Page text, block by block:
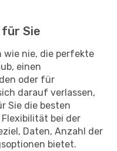
Sie
wie nie, die perfekte
einen
oder für
darauf verlassen,
Sie die besten
bei der
Daten, Anzahl der
bietet.